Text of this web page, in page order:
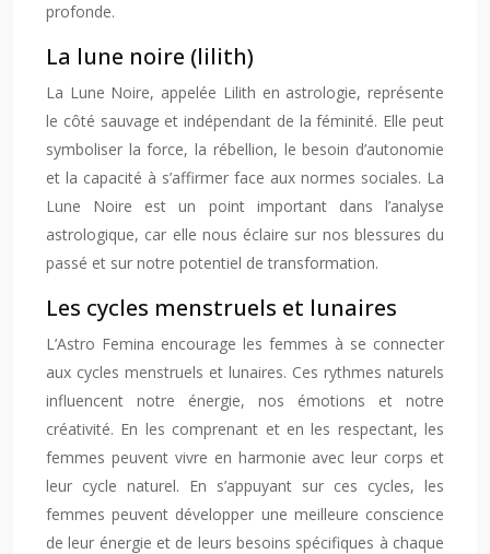
profonde.
La lune noire (lilith)
La Lune Noire, appelée Lilith en astrologie, représente
le côté sauvage et indépendant de la féminité. Elle peut
symboliser la force, la rébellion, le besoin d’autonomie
et la capacité à s’affirmer face aux normes sociales. La
Lune Noire est un point important dans l’analyse
astrologique, car elle nous éclaire sur nos blessures du
passé et sur notre potentiel de transformation.
Les cycles menstruels et lunaires
L’Astro Femina encourage les femmes à se connecter
aux cycles menstruels et lunaires. Ces rythmes naturels
influencent notre énergie, nos émotions et notre
créativité. En les comprenant et en les respectant, les
femmes peuvent vivre en harmonie avec leur corps et
leur cycle naturel. En s’appuyant sur ces cycles, les
femmes peuvent développer une meilleure conscience
de leur énergie et de leurs besoins spécifiques à chaque